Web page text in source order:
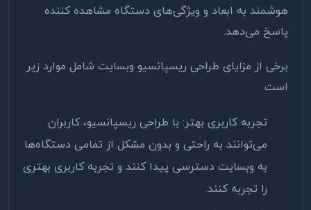
هوشمند به ابعاد و ویژگی‌های دستگاه مشاهده کننده
پاسخ می‌دهد.
برخی از مزایای طراحی ریسپانسیو وبسایت شامل موارد زیر
است
تجربه کاربری بهتر: با طراحی ریسپانسیو، کاربران
می‌توانند به راحتی و بدون مشکل از تمامی دستگاه‌ها
به وبسایت دسترسی پیدا کنند و تجربه کاربری بهتری
را تجربه کنند.